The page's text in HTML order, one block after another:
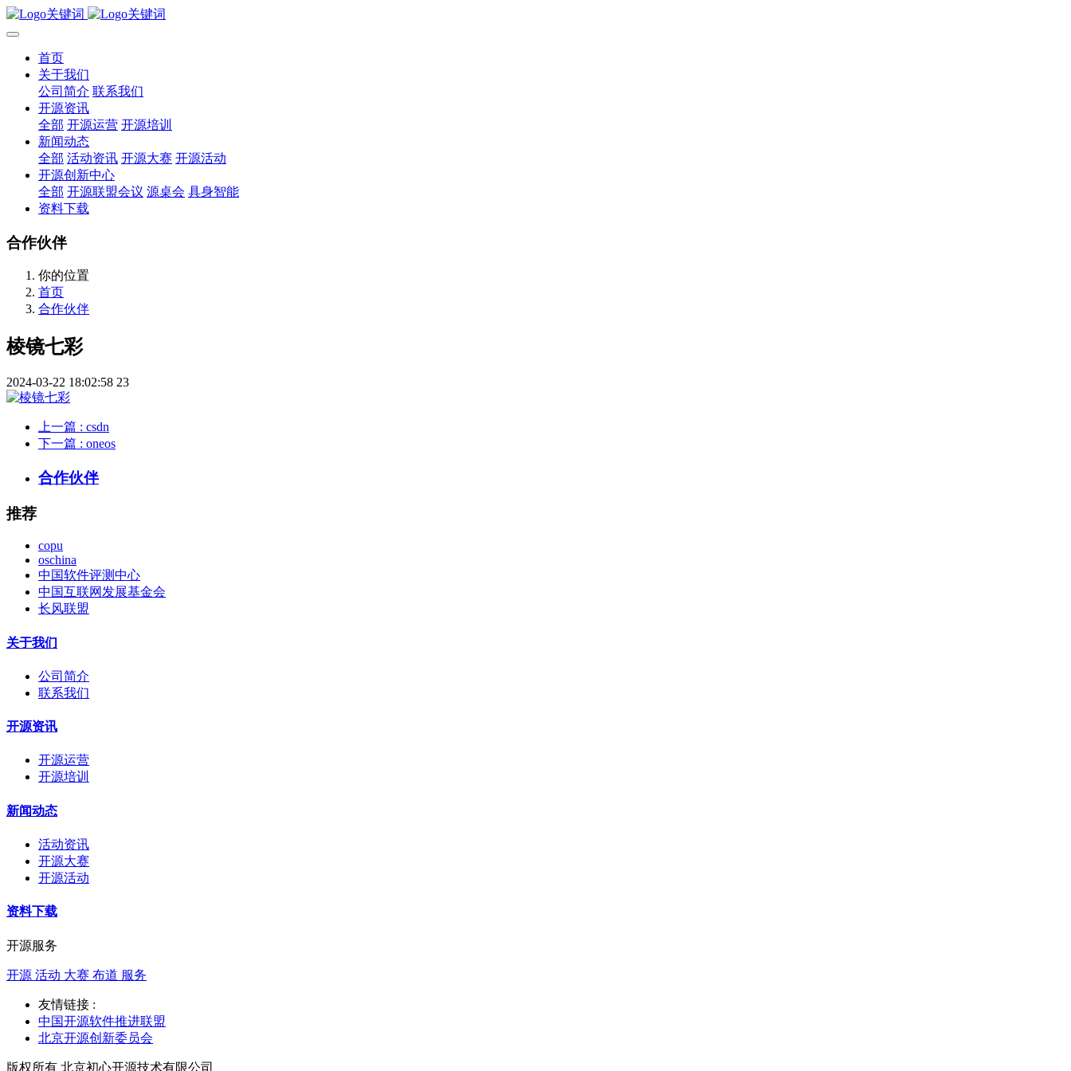
首页
关于我们
公司简介 联系我们
开源资讯
全部 开源运营 开源培训
新闻动态
全部 活动资讯 开源大赛 开源活动
开源创新中心
全部 开源联盟会议 源桌会 具身智能
资料下载
合作伙伴
你的位置
首页
合作伙伴
棱镜七彩
2024-03-22 18:02:58 23
上一篇 : csdn
下一篇 : oneos
合作伙伴
推荐
copu
oschina
中国软件评测中心
中国互联网发展基金会
长风联盟
关于我们
公司简介
联系我们
开源资讯
开源运营
开源培训
新闻动态
活动资讯
开源大赛
开源活动
资料下载
开源服务
开源 活动 大赛 布道 服务
友情链接 :
中国开源软件推进联盟
北京开源创新委员会
版权所有 北京初心开源技术有限公司